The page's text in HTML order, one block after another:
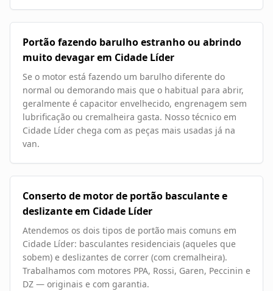
Portão fazendo barulho estranho ou abrindo
muito devagar em Cidade Líder
Se o motor está fazendo um barulho diferente do
normal ou demorando mais que o habitual para abrir,
geralmente é capacitor envelhecido, engrenagem sem
lubrificação ou cremalheira gasta. Nosso técnico em
Cidade Líder chega com as peças mais usadas já na
van.
Conserto de motor de portão basculante e
deslizante em Cidade Líder
Atendemos os dois tipos de portão mais comuns em
Cidade Líder: basculantes residenciais (aqueles que
sobem) e deslizantes de correr (com cremalheira).
Trabalhamos com motores PPA, Rossi, Garen, Peccinin e
DZ — originais e com garantia.